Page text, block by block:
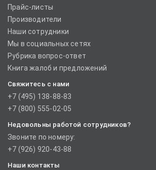
Прайс-листы
Производители
Наши сотрудники
Мы в социальных сетях
Рубрика вопрос-ответ
Книга жалоб и предложений
Свяжитесь с нами
+7 (495) 138-88-83
+7 (800) 555-02-05
Недовольны работой сотрудников?
Звоните по номеру:
+7 (926) 920-43-88
Наши контакты